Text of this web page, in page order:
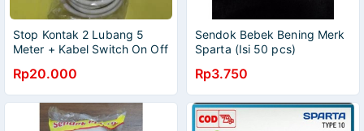
Stop Kontak 2 Lubang 5
Meter + Kabel Switch On Off
Rp20.000
Sendok Bebek Bening Merk
Sparta (Isi 50 pcs)
Rp3.750